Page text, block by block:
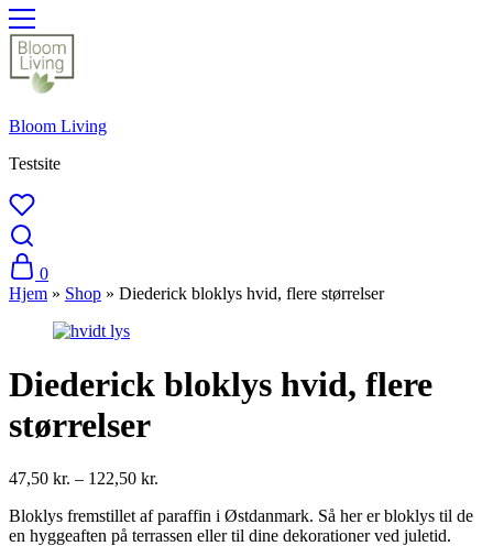
Bloom Living
Testsite
0
Hjem » Shop » Diederick bloklys hvid, flere størrelser
Diederick bloklys hvid, flere
størrelser
47,50 kr. – 122,50 kr.
til
122,50 kr.
Bloklys fremstillet af paraffin i Østdanmark. Så her er bloklys til de
en hyggeaften på terrassen eller til dine dekorationer ved juletid.